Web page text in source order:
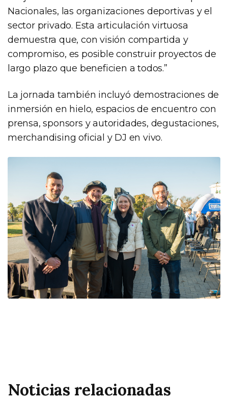
Nacionales, las organizaciones deportivas y el
sector privado. Esta articulación virtuosa
demuestra que, con visión compartida y
compromiso, es posible construir proyectos de
largo plazo que beneficien a todos.”
La jornada también incluyó demostraciones de
inmersión en hielo, espacios de encuentro con
prensa, sponsors y autoridades, degustaciones,
merchandising oficial y DJ en vivo.
Noticias relacionadas